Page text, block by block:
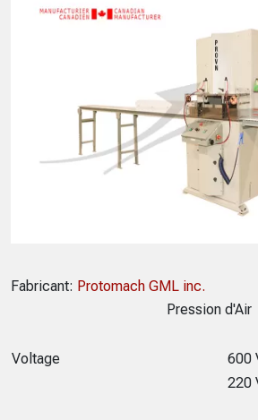
Fabricant: Protomach GML inc.
Pression d'Air
Voltage
600
220